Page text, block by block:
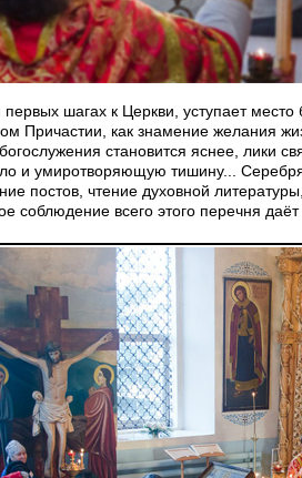
шагах к Церкви, уступает место
Причастии, как знамение желания
становится яснее, лики
и умиротворяющую тишину...
постов, чтение духовной
соблюдение всего этого перечня